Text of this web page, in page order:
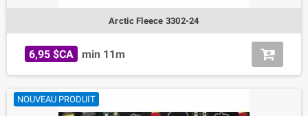
Arctic Fleece 3302-24
6,95 $CA min 11m
NOUVEAU PRODUIT